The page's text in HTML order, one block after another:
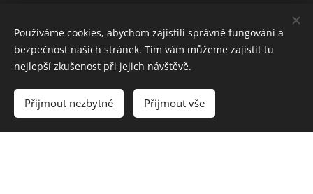
Viniční trať: Stará Hora
Alk. 13,0 % obj.
Zbytkový cukr 4,2g/l
Používáme cookies, abychom zajistili správné fungování a
bezpečnost našich stránek. Tím vám můžeme zajistit tu
nejlepší zkušenost při jejich návštěvě.
Přijmout nezbytné Přijmout vše